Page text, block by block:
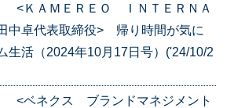
】 <ＫＡＭＥＲＥＯ ＩＮＴＥＲＮＡ
中卓代表取締役> 帰り時間が気に
生活（2024年10月17日号）('24/10/2
】 <ベネクス ブランドマネジメント